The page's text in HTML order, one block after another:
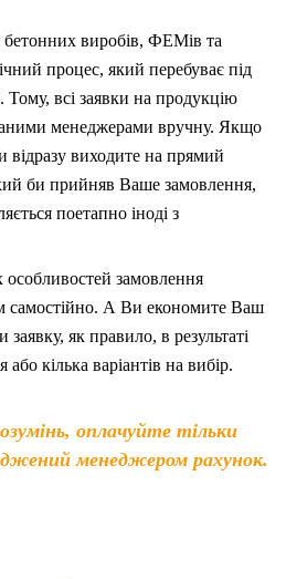
бетонних виробів, ФЕМів та
процес, який перебуває під
Тому, всі заявки на продукцію
менеджерами вручну. Якщо
виходите на прямий
би прийняв Ваше замовлення,
поетапно іноді з
особливостей замовлення
самостійно. А Ви економите Ваш
як правило, в результаті
кілька варіантів на вибір.
оплачуйте тільки
менеджером рахунок.